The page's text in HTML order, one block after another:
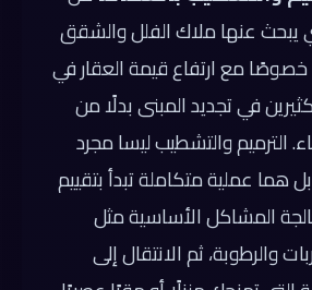
يبحث عنها ملاك الفلل والشقق
خصوصًا مع ارتفاع قيمة العقار في
في تجديد المبنى بدلًا من
الترميم والتشطيب ليسا مجرد
هما عملية متكاملة تبدأ بتقييم
المشاكل الأساسية مثل
والرطوبة، ثم الانتقال إلى